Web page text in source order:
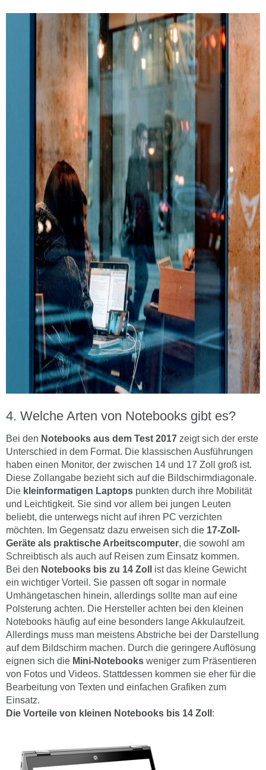
Welche Arten von Notebooks gibt es?
Bei den Notebooks aus dem Test 2017 zeigt sich der erste
Unterschied in dem Format. Die klassischen Ausführungen
haben einen Monitor, der zwischen 14 und 17 Zoll groß ist.
Diese Zollangabe bezieht sich auf die Bildschirmdiagonale.
Die kleinformatigen Laptops punkten durch ihre Mobilität
und Leichtigkeit. Sie sind vor allem bei jungen Leuten
beliebt, die unterwegs nicht auf ihren PC verzichten
möchten. Im Gegensatz dazu erweisen sich die 17-Zoll-
Geräte als praktische Arbeitscomputer, die sowohl am
Schreibtisch als auch auf Reisen zum Einsatz kommen.
Bei den Notebooks bis zu 14 Zoll
ist das kleine Gewicht
ein wichtiger Vorteil. Sie passen oft sogar in normale
Umhängetaschen hinein, allerdings sollte man auf eine
Polsterung achten. Die Hersteller achten bei den kleinen
Notebooks häufig auf eine besonders lange Akkulaufzeit.
Allerdings muss man meistens Abstriche bei der Darstellung
auf dem Bildschirm machen. Durch die geringere Auflösung
eignen sich die Mini-Notebooks weniger zum Präsentieren
von Fotos und Videos. Stattdessen kommen sie eher für die
Bearbeitung von Texten und einfachen Grafiken zum
Einsatz.
Die Vorteile von kleinen Notebooks bis 14 Zoll :